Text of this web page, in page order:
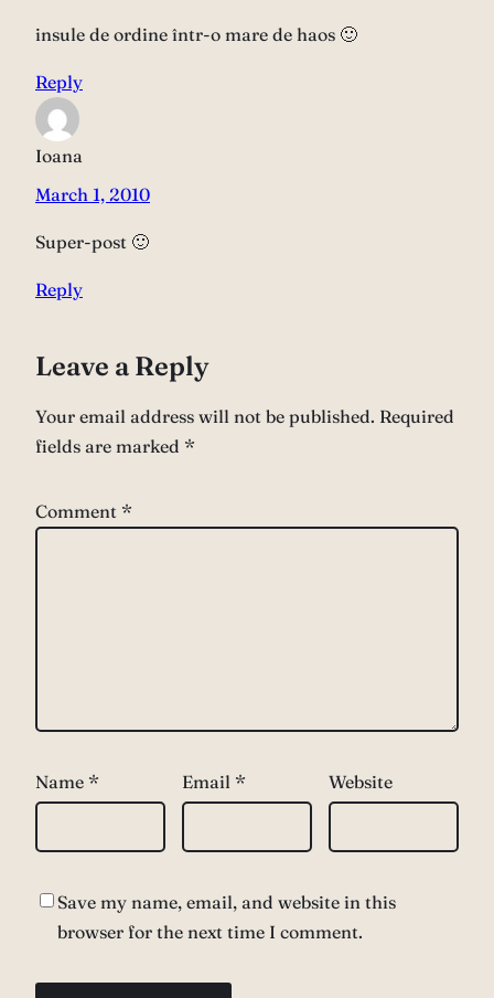
insule de ordine într-o mare de haos 🙂
Reply
Ioana
March 1, 2010
Super-post 🙂
Reply
Leave a Reply
Your email address will not be published. Required
fields are marked *
Comment *
Name * Email * Website
Save my name, email, and website in this
browser for the next time I comment.